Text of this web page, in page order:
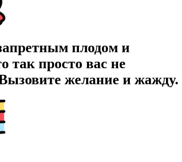
плодом и
так просто вас не
желание и жажду.